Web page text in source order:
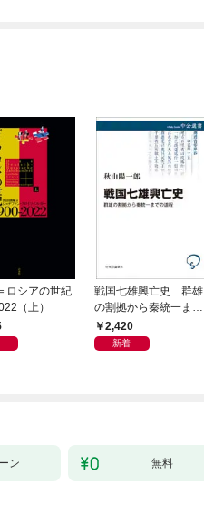
ロシアの世紀
（上）
戦国七雄興亡史 群雄
の割拠から秦統一まで
の道程
2,420
新着
ン 無料